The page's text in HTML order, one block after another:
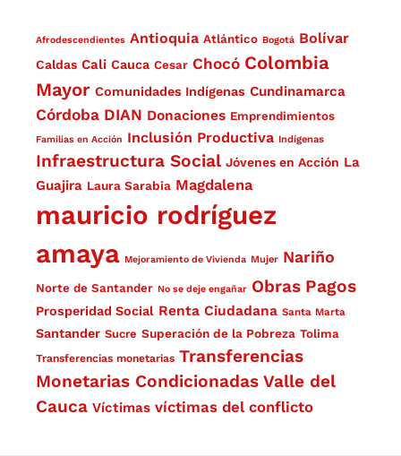
Afrodescendientes Antioquia Atlántico Bogotá Bolívar
Caldas Cali Cauca Cesar Chocó Colombia
Mayor Comunidades Indígenas Cundinamarca
Córdoba DIAN Donaciones Emprendimientos
Familias en Acción Inclusión Productiva Indígenas
Infraestructura Social Jóvenes en Acción La
Guajira Laura Sarabia Magdalena
mauricio rodríguez
amaya Mejoramiento de Vivienda Mujer Nariño
Norte de Santander No se deje engañar Obras Pagos
Prosperidad Social Renta Ciudadana Santa Marta
Santander Sucre Superación de la Pobreza Tolima
Transferencias monetarias Transferencias
Monetarias Condicionadas Valle del
Cauca Víctimas víctimas del conflicto